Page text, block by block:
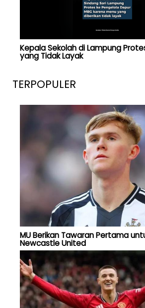
Kepala Sekolah di Lampung
yang Tidak Layak
TERPOPULER
MU Berikan Tawaran Pertama
Newcastle United